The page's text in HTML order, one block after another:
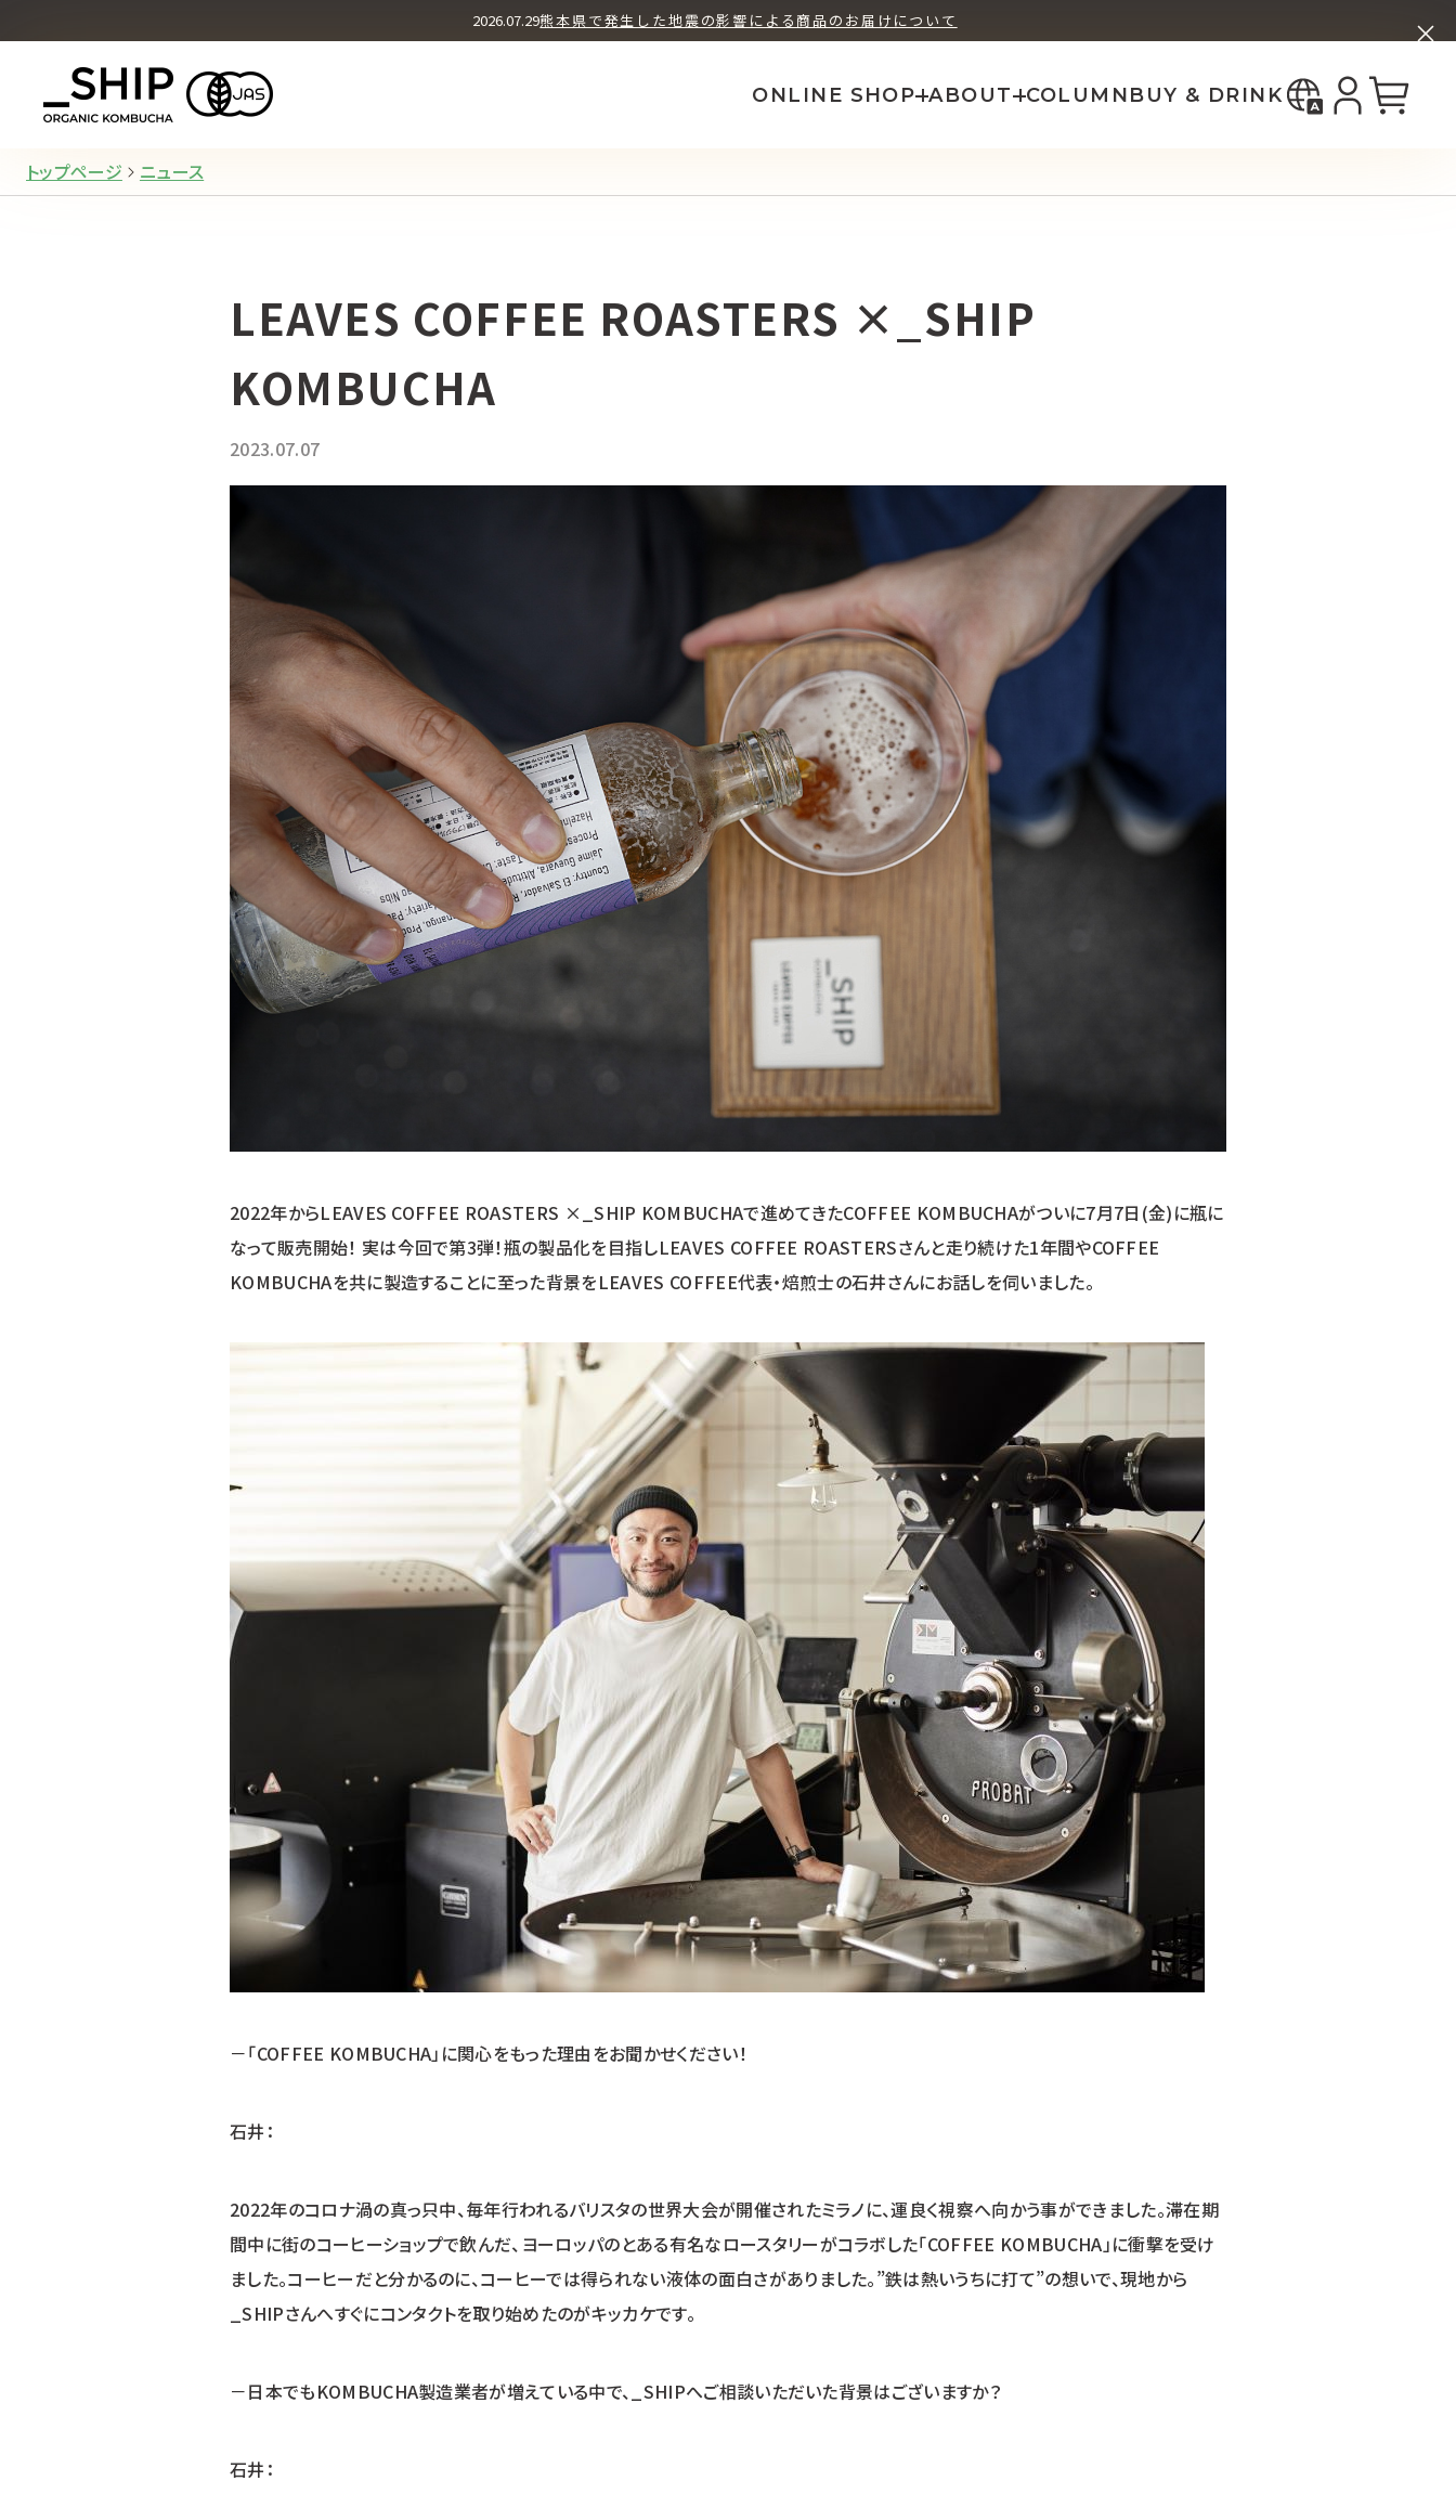
2026.07.29熊本県で発生した地震の影響による商品のお届けについて
ONLINE SHOP
ユズ ヘッズ シソ フューチャー
ABOUT
What's KOMBUCHA How We Brew About _SHIP
COLUMNBUY & DRINK
中國（繁體）
トップページ ニュース
LEAVES COFFEE ROASTERS ×_SHIP
KOMBUCHA
2023.07.07
2022年からLEAVES COFFEE ROASTERS ×_SHIP KOMBUCHAで進めてきたCOFFEE KOMBUCHAがついに7月7日(金)に瓶に
なって販売開始！ 実は今回で第3弾！瓶の製品化を目指しLEAVES COFFEE ROASTERSさんと走り続けた1年間やCOFFEE
KOMBUCHAを共に製造することに至った背景をLEAVES COFFEE代表・焙煎士の石井さんにお話しを伺いました。
－「COFFEE KOMBUCHA」に関心をもった理由をお聞かせください！
石井：
2022年のコロナ渦の真っ只中、毎年行われるバリスタの世界大会が開催されたミラノに、運良く視察へ向かう事ができました。滞在期
間中に街のコーヒーショップで飲んだ、ヨーロッパのとある有名なロースタリーがコラボした「COFFEE KOMBUCHA」に衝撃を受け
ました。コーヒーだと分かるのに、コーヒーでは得られない液体の面白さがありました。”鉄は熱いうちに打て”の想いで、現地から
_SHIPさんへすぐにコンタクトを取り始めたのがキッカケです。
－日本でもKOMBUCHA製造業者が増えている中で、_SHIPへご相談いただいた背景はございますか？
石井：